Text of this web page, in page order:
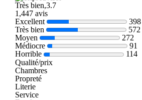
Très bien,3.7
1,447 avis
Excellent
398
Très bien
572
Moyen
272
Médiocre
91
Horrible
114
Qualité/prix
Chambres
Propreté
Literie
Service